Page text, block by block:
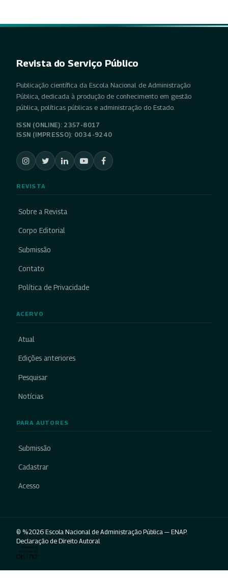
Revista do Serviço Público
Publicação científica da Escola Nacional de Administração
Pública, dedicada à produção de conhecimento em gestão
pública, políticas públicas e administração do Estado.
ISSN (ONLINE): 2357-8017
ISSN (IMPRESSO): 0034-9240
REVISTA
Sobre a Revista
Corpo Editorial
Submissão
Contato
Política de Privacidade
ACERVO
Atual
Edições anteriores
Pesquisar
Notícias
PARA AUTORES
Submissão
Cadastrar
Acesso
© %2026 Escola Nacional de Administração Pública — ENAP.
Declaração de Direito Autoral